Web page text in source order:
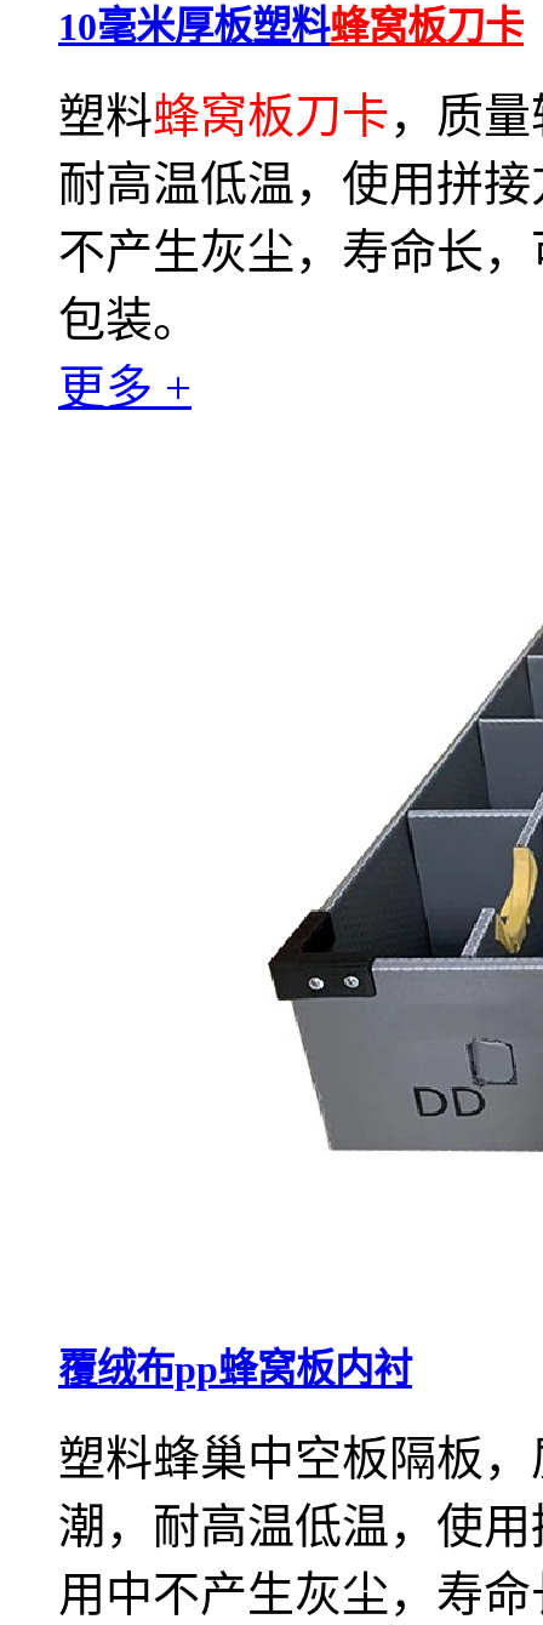
10毫米厚板塑料蜂窝板刀卡
塑料蜂窝板刀卡，质
耐高温低温，使用拼
不产生灰尘，寿命长
包装。
更多 +
覆绒布pp蜂窝板内衬
塑料蜂巢中空板隔板
潮，耐高温低温，使
用中不产生灰尘，寿